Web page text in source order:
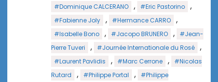
#Dominique CALCERANO , #Eric Pastorino ,
#Fabienne Joly , #Hermance CARRO ,
#Isabelle Bono , #Jacopo BRUNERO ,
#Jean-
Pierre Tuveri
, #Journée Internationale du Rosé ,
#Laurent Pavlidis , #Marc Cerrone ,
#Nicolas
Rutard
, #Philippe Portal ,
#Philippe